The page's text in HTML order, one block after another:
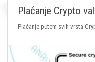
Plaćanje Crypto
Plaćanje putem svih vrsta